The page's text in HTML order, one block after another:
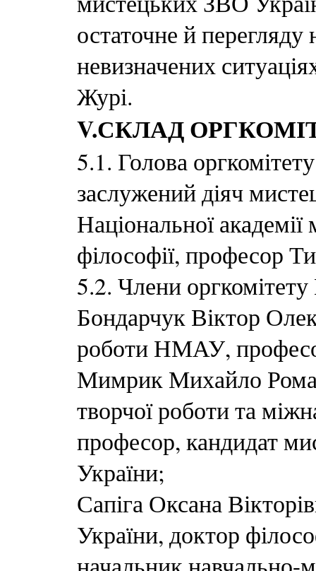
остаточне й перегляду
невизначених
Журі.
V.СКЛАД
5.1. Голова
заслужений діяч
Національної
філософії, професор
5.2. Члени
Бондарчук Віктор
роботи НМАУ,
Мимрик Михайло
творчої роботи та
професор, кандидат
України;
Сапіга Оксана
України, доктор